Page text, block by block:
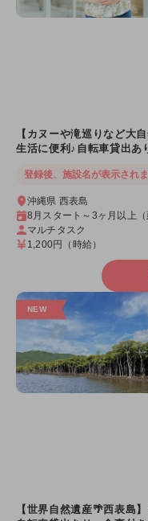
【カヌーや滝巡りなど大
生活に便利♪自転車貸出あ
登録後、施設名が表示され
沖縄県 西表島
8月スタート～3ヶ月以上（
マルチタスク
1,200円 （時給）
【世界自然遺産🌴西表島